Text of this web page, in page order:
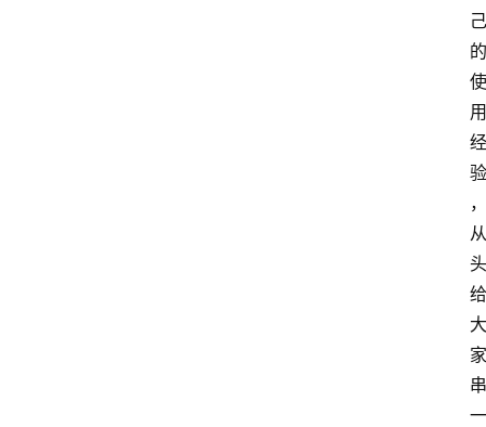
己
的
使
用
经
验
，
从
头
给
大
家
串
一